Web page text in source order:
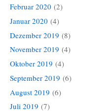
Februar 2020 (2)
Januar 2020 (4)
Dezember 2019 (8)
November 2019 (4)
Oktober 2019 (4)
September 2019 (6)
August 2019 (6)
Juli 2019 (7)